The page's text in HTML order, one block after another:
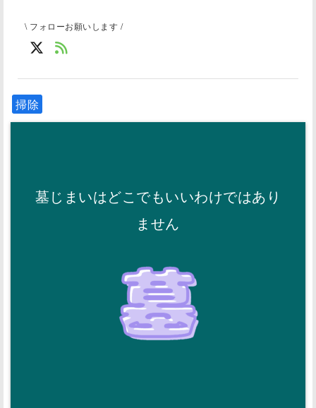
\ フォローお願いします /
掃除
墓じまいはどこでもいいわけではあり
ません